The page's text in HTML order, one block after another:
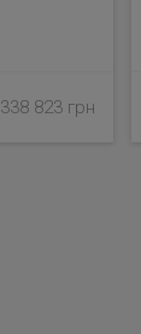
823 грн